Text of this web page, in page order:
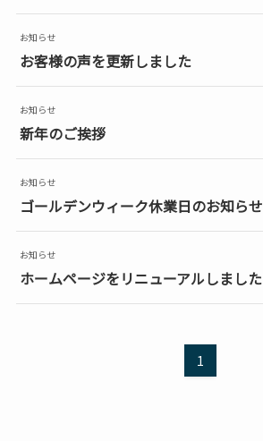
お知らせ
お客様の声を更新しました
お知らせ
新年のご挨拶
お知らせ
ゴールデンウィーク休業日のお知らせ
お知らせ
ホームページをリニューアルしました
1